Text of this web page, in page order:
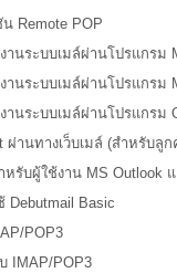
Remote POP
านระบบเมล์ผ่านโปรแกรม
านระบบเมล์ผ่านโปรแกรม
านระบบเมล์ผ่านโปรแกรม
านทางเว็บเมล์ (สำหรับลู
รับผู้ใช้งาน MS Outlook
Debutmail Basic
POP3
IMAP/POP3